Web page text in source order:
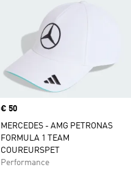
Price
€ 50
MERCEDES - AMG PETRONAS
FORMULA 1 TEAM
COUREURSPET
Performance